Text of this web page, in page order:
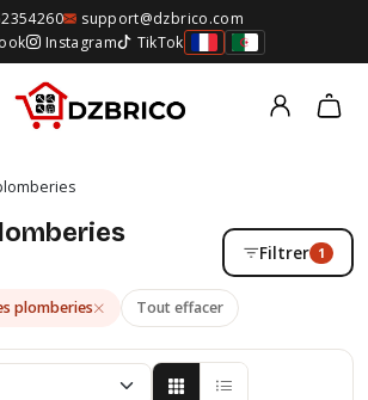
support@dzbrico.com
Instagram TikTok
Filtrer 1
plomberies Tout effacer